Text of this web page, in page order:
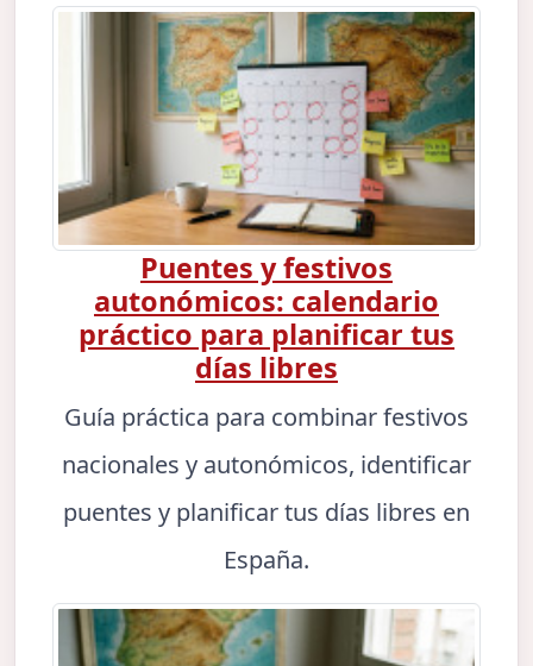
Puentes y festivos
autonómicos: calendario
práctico para planificar tus
días libres
Guía práctica para combinar festivos
nacionales y autonómicos, identificar
puentes y planificar tus días libres en
España.